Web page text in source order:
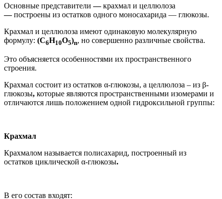
Основные представители—крахмал и целлюлоза
—построены из остатков одного моносахарида — глюкозы.
Крахмал и целлюлоза имеют одинаковую молекулярную
формулу: (C6H10O5)n, но совершенно различные свойства.
Это объясняется особенностями их пространственного
строения.
Крахмал состоит из остатков α-глюкозы, а целлюлоза – из β-
глюкозы, которые являются пространственными изомерами и
отличаются лишь положением одной гидроксильной группы:
Крахмал
Крахмалом называется полисахарид, построенный из
остатков циклической α-глюкозы.
В его состав входят: